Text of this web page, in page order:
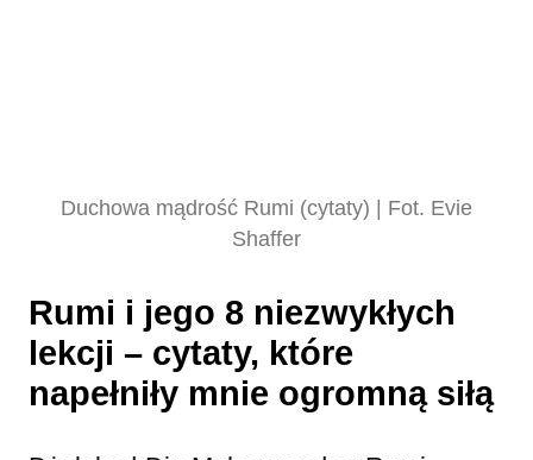
Duchowa mądrość Rumi (cytaty) | Fot. Evie
Shaffer
Rumi i jego 8 niezwykłych
lekcji – cytaty, które
napełniły mnie ogromną siłą